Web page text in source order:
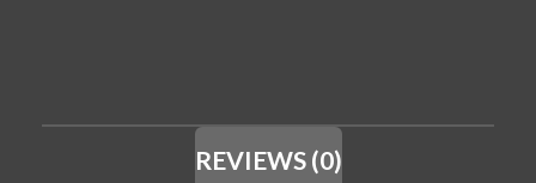
REVIEWS (0)